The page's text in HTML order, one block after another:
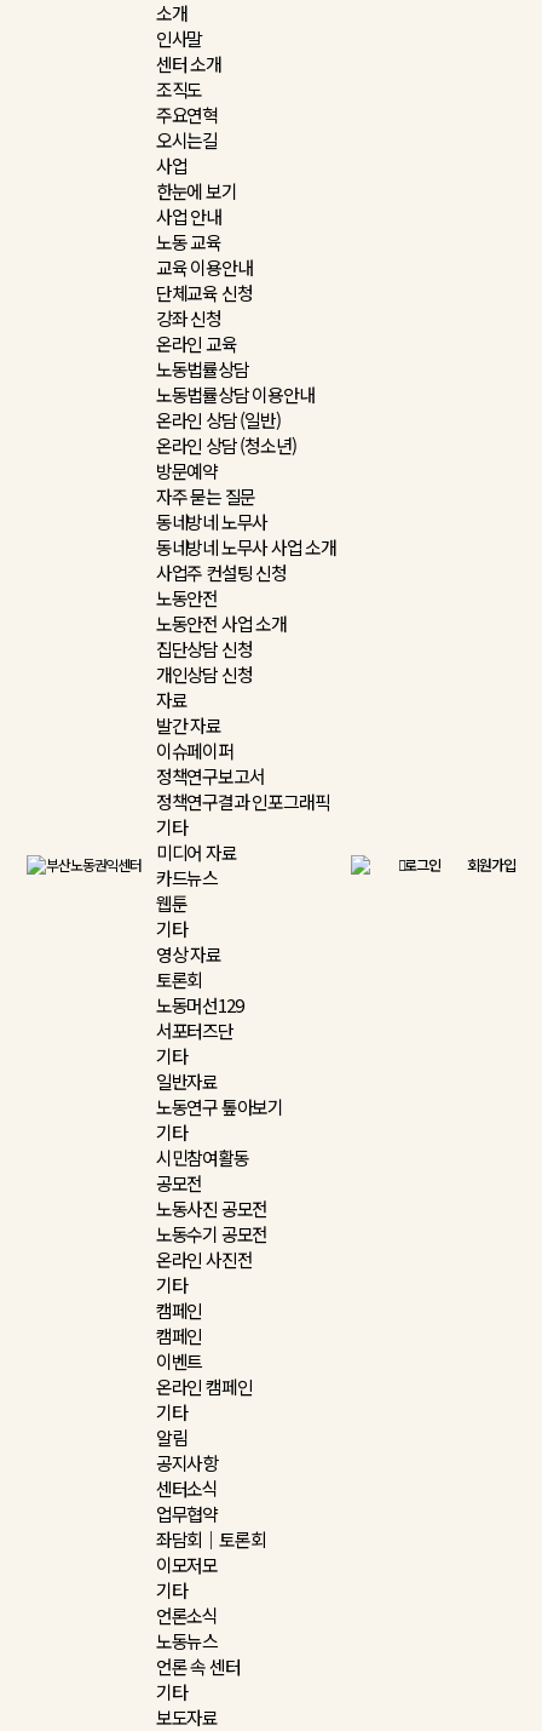
소개
인사말
센터 소개
조직도
주요연혁
오시는길
사업
한눈에 보기
사업 안내
노동 교육
교육 이용안내
단체교육 신청
강좌 신청
온라인 교육
노동법률상담
노동법률상담 이용안내
온라인 상담 (일반)
온라인 상담 (청소년)
방문예약
자주 묻는 질문
동네방네 노무사
동네방네 노무사 사업 소개
사업주 컨설팅 신청
노동안전
노동안전 사업 소개
집단상담 신청
개인상담 신청
자료
발간 자료
이슈페이퍼
정책연구보고서
정책연구결과 인포그래픽
기타
미디어 자료
카드뉴스
웹툰
기타
영상 자료
토론회
노동머선129
서포터즈단
기타
일반자료
노동연구 톺아보기
기타
시민참여활동
공모전
노동사진 공모전
노동수기 공모전
온라인 사진전
기타
캠페인
캠페인
이벤트
온라인 캠페인
기타
알림
공지사항
센터소식
업무협약
좌담회｜토론회
이모저모
기타
언론소식
노동뉴스
언론 속 센터
기타
보도자료
로그인 회원가입